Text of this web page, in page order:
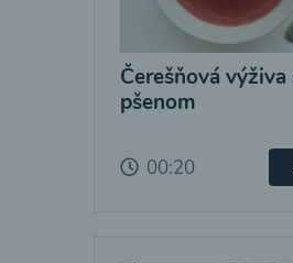
Čerešňová výživa
pšenom
00:20